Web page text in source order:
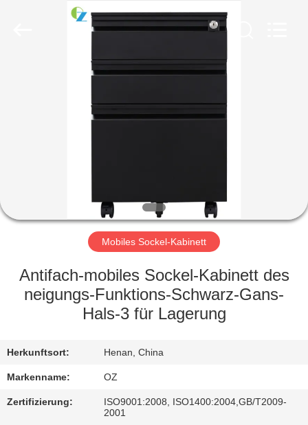
PRODUKTE
FABRIK-
AUSFLUG
QUALITÄTSKONTROLLE
SIE
MIT
UNS
Mobiles Sockel-Kabinett
Antifach-mobiles Sockel-Kabinett des
neigungs-Funktions-Schwarz-Gans-
Hals-3 für Lagerung
Herkunftsort: Henan, China
Markenname: OZ
Zertifizierung:
ISO9001:2008, ISO1400:2004,GB/T2009-
2001